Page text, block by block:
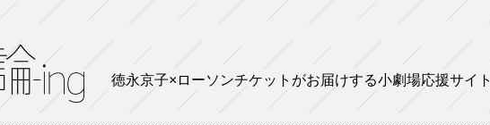
徳永京子×ローソンチケットがお届けする小劇場応援サイト